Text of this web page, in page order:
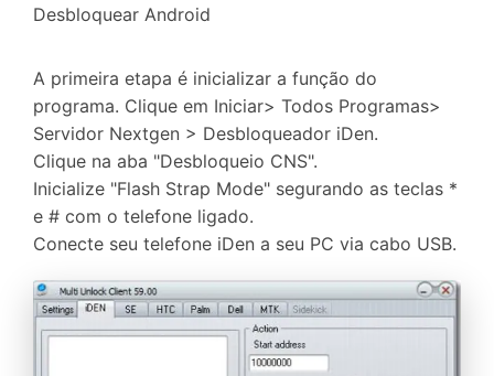
Controle seu celular com Dr.Fone
50M+ usuários, 17+ anos
Desbloqueie e repare seu celular
Desbloquear Android
A primeira etapa é inicializar a função do
programa. Clique em Iniciar> Todos Programas>
Servidor Nextgen > Desbloqueador iDen.
Clique na aba "Desbloqueio CNS".
Inicialize "Flash Strap Mode" segurando as teclas *
e # com o telefone ligado.
Conecte seu telefone iDen a seu PC via cabo USB.